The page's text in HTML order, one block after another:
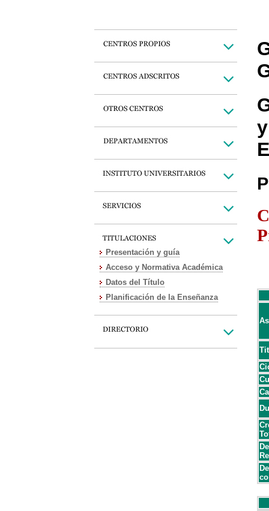
Presentación y guía
Acceso y Normativa Académica
Datos del Título
Planificación de la Enseñanza